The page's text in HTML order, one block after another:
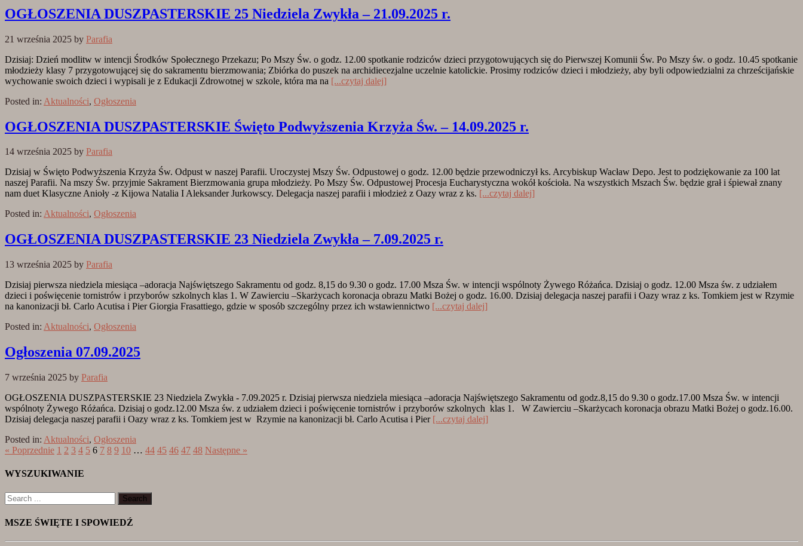
OGŁOSZENIA DUSZPASTERSKIE 25 Niedziela Zwykła – 21.09.2025 r.
21 września 2025 by Parafia
Dzisiaj: Dzień modlitw w intencji Środków Społecznego Przekazu; Po Mszy Św. o godz. 12.00 spotkanie rodziców dzieci przygotowujących się do Pierwszej Komunii Św. Po Mszy św. o godz. 10.45 spotkanie
młodzieży klasy 7 przygotowującej się do sakramentu bierzmowania; Zbiórka do puszek na archidiecezjalne uczelnie katolickie. Prosimy rodziców dzieci i młodzieży, aby byli odpowiedzialni za chrześcijańskie
wychowanie swoich dzieci i wypisali je z Edukacji Zdrowotnej w szkole, która ma na [...czytaj dalej]
Posted in: Aktualności, Ogłoszenia
OGŁOSZENIA DUSZPASTERSKIE Święto Podwyższenia Krzyża Św. – 14.09.2025 r.
14 września 2025 by Parafia
Dzisiaj w Święto Podwyższenia Krzyża Św. Odpust w naszej Parafii. Uroczystej Mszy Św. Odpustowej o godz. 12.00 będzie przewodniczył ks. Arcybiskup Wacław Depo. Jest to podziękowanie za 100 lat
naszej Parafii. Na mszy Św. przyjmie Sakrament Bierzmowania grupa młodzieży. Po Mszy Św. Odpustowej Procesja Eucharystyczna wokół kościoła. Na wszystkich Mszach Św. będzie grał i śpiewał znany
nam duet Klasyczne Anioły -z Kijowa Natalia I Aleksander Jurkowscy. Delegacja naszej parafii i młodzież z Oazy wraz z ks. [...czytaj dalej]
Posted in: Aktualności, Ogłoszenia
OGŁOSZENIA DUSZPASTERSKIE 23 Niedziela Zwykła – 7.09.2025 r.
13 września 2025 by Parafia
Dzisiaj pierwsza niedziela miesiąca –adoracja Najświętszego Sakramentu od godz. 8,15 do 9.30 o godz. 17.00 Msza Św. w intencji wspólnoty Żywego Różańca. Dzisiaj o godz. 12.00 Msza św. z udziałem
dzieci i poświęcenie tornistrów i przyborów szkolnych klas 1. W Zawierciu –Skarżycach koronacja obrazu Matki Bożej o godz. 16.00. Dzisiaj delegacja naszej parafii i Oazy wraz z ks. Tomkiem jest w Rzymie
na kanonizacji bł. Carlo Acutisa i Pier Giorgia Frasattiego, gdzie w sposób szczególny przez ich wstawiennictwo [...czytaj dalej]
Posted in: Aktualności, Ogłoszenia
Ogłoszenia 07.09.2025
7 września 2025 by Parafia
OGŁOSZENIA DUSZPASTERSKIE 23 Niedziela Zwykła - 7.09.2025 r. Dzisiaj pierwsza niedziela miesiąca –adoracja Najświętszego Sakramentu od godz.8,15 do 9.30 o godz.17.00 Msza Św. w intencji
wspólnoty Żywego Różańca. Dzisiaj o godz.12.00 Msza św. z udziałem dzieci i poświęcenie tornistrów i przyborów szkolnych klas 1. W Zawierciu –Skarżycach koronacja obrazu Matki Bożej o godz.16.00.
Dzisiaj delegacja naszej parafii i Oazy wraz z ks. Tomkiem jest w Rzymie na kanonizacji bł. Carlo Acutisa i Pier [...czytaj dalej]
Posted in: Aktualności, Ogłoszenia
« Poprzednie 1 2 3 4 5 6 7 8 9 10 … 44 45 46 47 48 Następne »
WYSZUKIWANIE
MSZE ŚWIĘTE I SPOWIEDŹ